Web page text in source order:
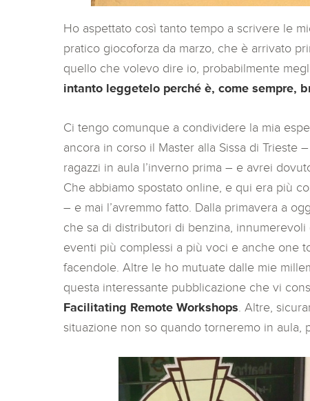
Ho aspettato così tanto tempo a scrivere le
pratico giocoforza da marzo, che è arrivato
quello che volevo dire io, probabilmente
intanto leggetelo perché è, come sempre,
Ci tengo comunque a condividere la mia
ancora in corso il Master alla Sissa di Trieste
ragazzi in aula l’inverno prima – e avrei
Che abbiamo spostato online, e qui era più
– e mai l’avremmo fatto. Dalla primavera a
che sa di distributori di benzina,
eventi più complessi a più voci e anche one
facendole. Altre le ho mutuate dalle mie
questa interessante pubblicazione che vi
Facilitating Remote Workshops . Altre,
situazione non so quando torneremo in aula,